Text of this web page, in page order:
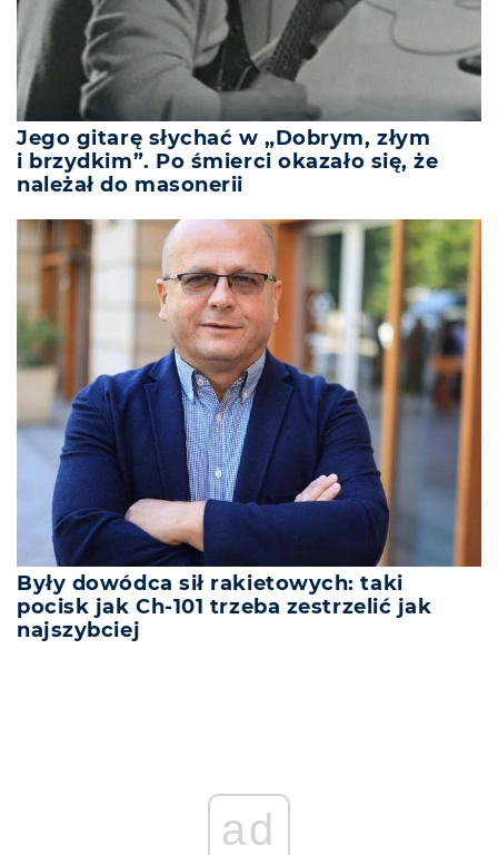
Jego gitarę słychać w „Dobrym, złym
i brzydkim”. Po śmierci okazało się, że
należał do masonerii
Były dowódca sił rakietowych: taki
pocisk jak Ch-101 trzeba zestrzelić jak
najszybciej
ad